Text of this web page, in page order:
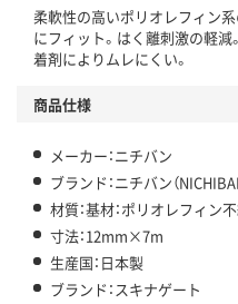
柔軟性の高いポリオレフィン
にフィット。はく離刺激の軽
着剤によりムレにくい。
商品仕様
メーカー：ニチバン
ブランド：ニチバン（
材質：基材：ポリオレフィン
寸法：12mm×7m
生産国：日本製
ブランド：スキナゲート